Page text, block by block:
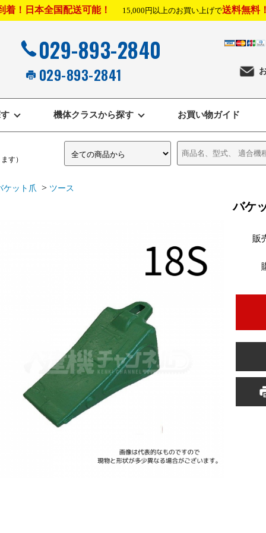
着！日本全国配送可能！ 15,000円以上のお買い上げで送料無料
029-893-2840
029-893-2841
機体クラスから探す お買い物ガイド
す）
ケット爪 > ツース
バケ
販